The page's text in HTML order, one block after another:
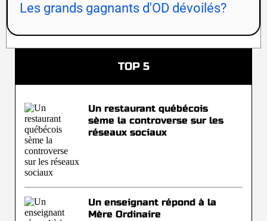
Les grands gagnants d'OD dévoilés?
TOP 5
Un restaurant québécois
sème la controverse sur les
réseaux sociaux
Un enseignant répond à la
Mère Ordinaire